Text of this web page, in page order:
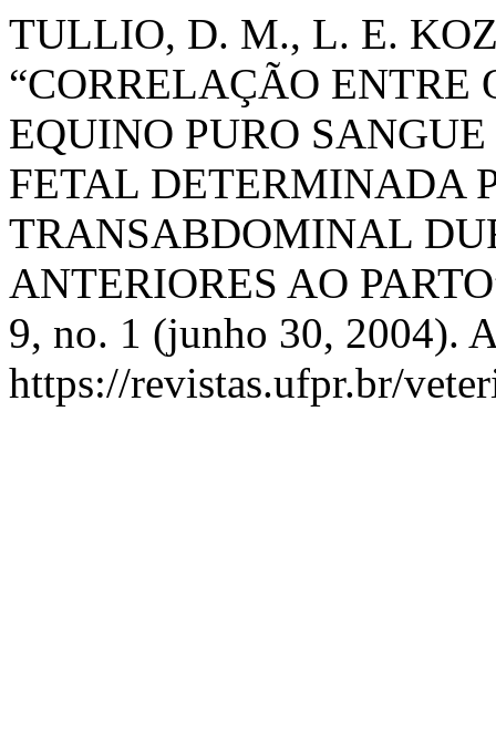
TULLIO, D. M., L. E.
“CORRELAÇÃO ENTRE
EQUINO PURO
FETAL DETERMINADA
TRANSABDOMINAL
ANTERIORES AO
9, no. 1 (junho 30, 2004).
https://revistas.ufpr.br/